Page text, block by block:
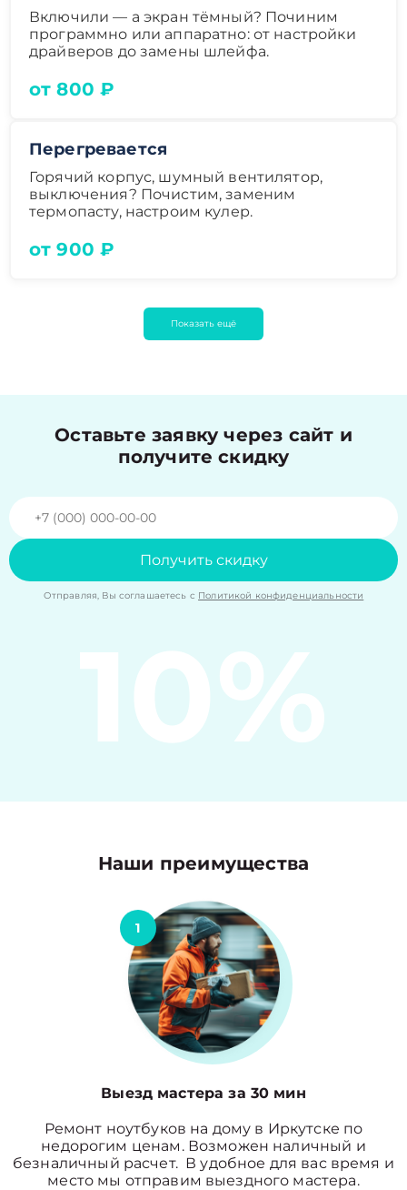
Включили — а экран тёмный? Починим
программно или аппаратно: от настройки
драйверов до замены шлейфа.
от 800 ₽
Перегревается
Горячий корпус, шумный вентилятор,
выключения? Почистим, заменим
термопасту, настроим кулер.
от 900 ₽
Показать ещё
Оставьте заявку через сайт и
получите скидку
Получить скидку
Отправляя, Вы соглашаетесь с Политикой конфиденциальности
10%
Наши преимущества
1
Выезд мастера за 30 мин
Ремонт ноутбуков на дому в Иркутске по
недорогим ценам. Возможен наличный и
безналичный расчет. В удобное для вас время и
место мы отправим выездного мастера.